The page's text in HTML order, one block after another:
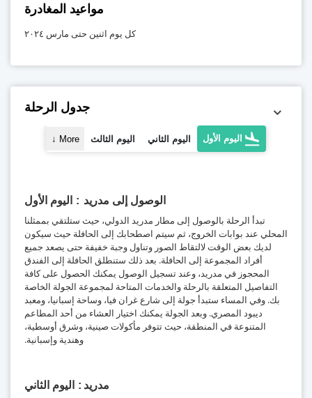
مواعيد المغادرة
كل يوم اثنين حتى مارس ٢٠٢٤
جدول الرحلة
اليوم الأول اليوم الثاني اليوم الثالث More
↓
اليوم الأول الوصول إلى مدريد
تبدأ الرحلة بالوصول إلى مطار مدريد الدولي، حيث ستلتقي بممثلنا
المحلي عند بوابات الخروج، ثم سيتم اصطحابك إلى الحافلة حيث سيكون
لديك بعض الوقت لالتقاط الصور وتناول وجبة خفيفة حتى يصعد جميع
أفراد المجموعة إلى الحافلة. بعد ذلك ستنطلق الحافلة إلى الفندق
المحجوز في مدريد، وعند تسجيل الوصول يمكنك الحصول على كافة
التفاصيل المتعلقة بالرحلة والخدمات المتاحة لمجموعة الجولة الخاصة
بك. وفي المساء ستبدأ جولة إلى شارع غران فيا، وساحة إسبانيا، ومعبد
ديبود المصري. وبعد الجولة يمكنك اختيار العشاء من أحد المطاعم
المتنوعة في المنطقة، حيث تتوفر مأكولات صينية، وشرق أوسطية،
وهندية وإسبانية.
اليوم الثاني مدريد